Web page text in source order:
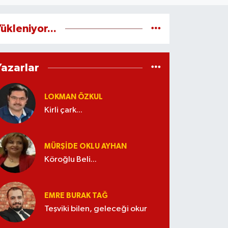
LOKMAN ÖZKUL
Kirli çark...
MÜRŞIDE OKLU AYHAN
Köroğlu Beli...
EMRE BURAK TAĞ
Teşviki bilen, geleceği okur